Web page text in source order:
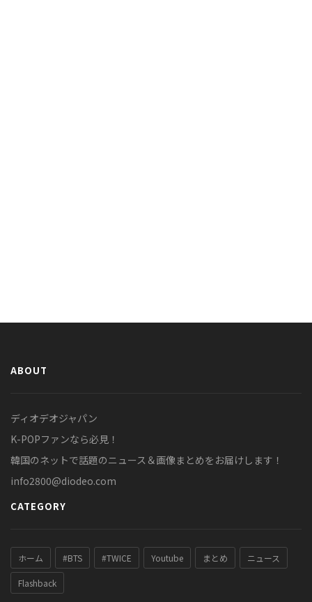
ABOUT
ディオデオジャパン
K-POPファンなら必見！
韓国のネットで話題のニュース＆画像まとめをお届けします！
info2800@diodeo.com
CATEGORY
ホーム #BTS #TWICE Youtube まとめ ニュース
Flashback